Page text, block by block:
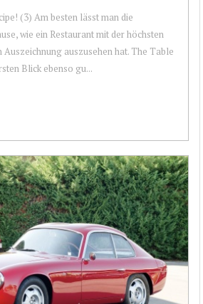
(3) Am besten lässt man die
wie ein Restaurant mit der höchsten
auszusehen hat. The Table
Blick ebenso gu...